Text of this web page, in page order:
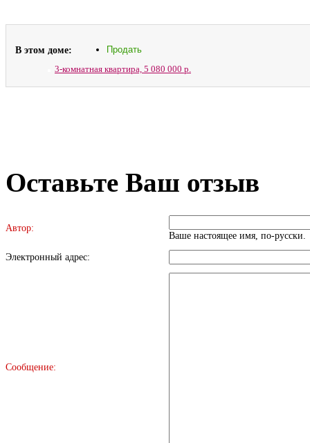
В этом доме: Продать
3-комнатная квартира, 5 080 000 р.
Оставьте Ваш отзыв
Автор:
Ваше настоящее имя, по-русски.
Электронный адрес:
Сообщение: